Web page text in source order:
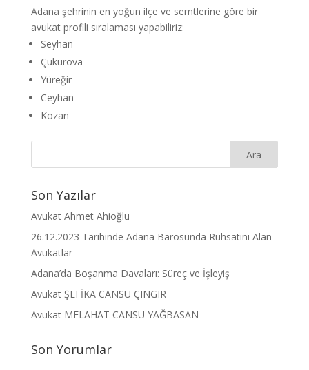
Adana şehrinin en yoğun ilçe ve semtlerine göre bir
avukat profili sıralaması yapabiliriz:
Seyhan
Çukurova
Yüreğir
Ceyhan
Kozan
Son Yazılar
Avukat Ahmet Ahioğlu
26.12.2023 Tarihinde Adana Barosunda Ruhsatını Alan
Avukatlar
Adana’da Boşanma Davaları: Süreç ve İşleyiş
Avukat ŞEFİKA CANSU ÇINGIR
Avukat MELAHAT CANSU YAĞBASAN
Son Yorumlar